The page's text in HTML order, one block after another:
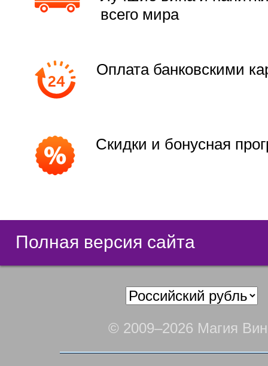
всего мира
Оплата банковскими
Скидки и бонусная
Полная версия сайта
© 2009–2026 Магия